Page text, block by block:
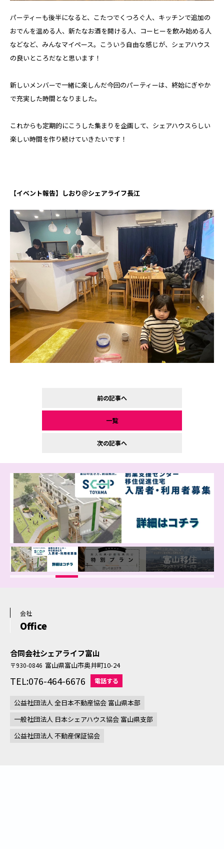
パーティーも後半になると、こたつでくつろぐ人、キッチンで追加の
おでんを温める人、新たなお酒を開ける人、コーヒーを飲み始める人
などなど、みんなマイペース。こういう自由な感じが、シェアハウス
の良いところだなと思います！
新しいメンバーで一緒に楽しんだ今回のパーティーは、終始にぎやか
で充実した時間となりました。
これからも定期的にこうした集まりを企画して、シェアハウスらしい
楽しい時間を作り続けていきたいです！
【イベント報告】しおり＠シェアライフ長江
前の記事へ
一覧
次の記事へ
会社
Office
合同会社シェアライフ富山
〒930-0846 富山県富山市奥井町10-24
TEL:076-464-6676 電話する
公益社団法人 全日本不動産協会 富山県本部
一般社団法人 日本シェアハウス協会 富山県支部
公益社団法人 不動産保証協会